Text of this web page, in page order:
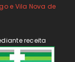
e Vila Nova de
receita